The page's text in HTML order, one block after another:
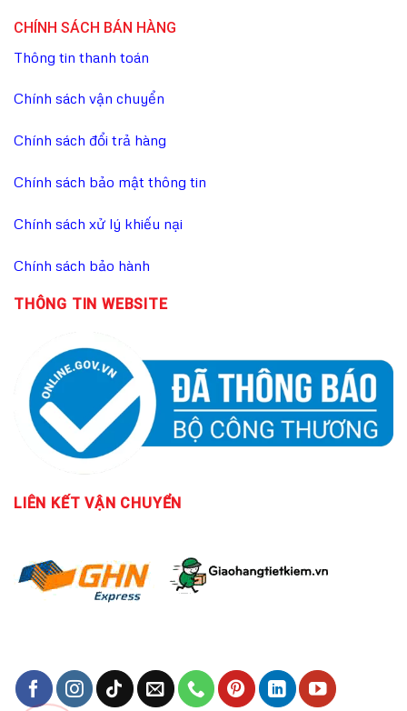
CHÍNH SÁCH BÁN HÀNG
Thông tin thanh toán
Chính sách vận chuyển
Chính sách đổi trả hàng
Chính sách bảo mật thông tin
Chính sách xử lý khiếu nại
Chính sách bảo hành
THÔNG TIN WEBSITE
LIÊN KẾTVẬN CHUYỂN